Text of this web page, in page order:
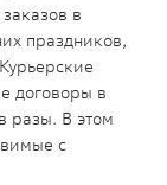
в
праздников,
договоры в
разы. В этом
с